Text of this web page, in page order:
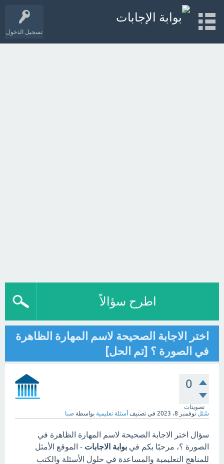
تسجيل الدخول
اطرح سؤالاً
اختر الاجابة الصحيحة لاسم المهارة الظاهرة
في الصورة ؟ [تم الحل]
0
تصويتات
سُئل نوفمبر 8، 2023 في تصنيف أسئلة تعليمية بواسطة صبا
سؤال اختر الاجابة الصحيحة لاسم المهارة الظاهرة في
الصورة ؟، مرحبًا بكم في بوابة الاجابات - الموقع الأمثل
للمناهج التعليمية والمساعدة في حلول الأسئلة والكتب